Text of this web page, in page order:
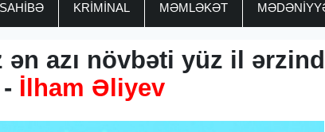
KRİMİNAL MƏMLƏKƏT
ən azı növbəti yüz il
İlham Əliyev